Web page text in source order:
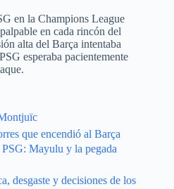
en la Champions League
en cada rincón del
alta del Barça intentaba
esperaba pacientemente
que encendió al Barça
Mayulu y la pegada
desgaste y decisiones de los